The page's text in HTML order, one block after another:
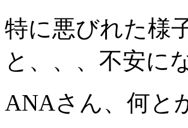
特に悪びれた様
と、、、不安に
ANAさん、何と